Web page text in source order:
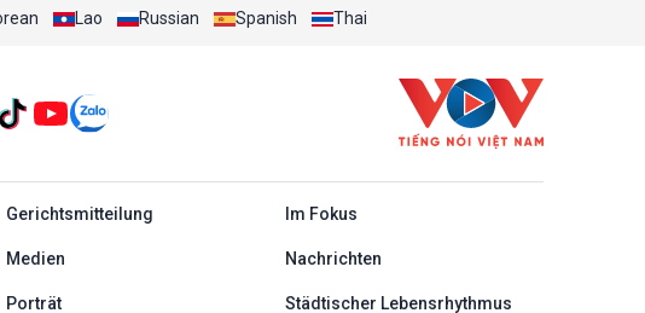
Lao Russian Spanish Thai
Đức
Gerichtsmitteilung Im Fokus
Medien Nachrichten
Porträt Städtischer Lebensrhythmus